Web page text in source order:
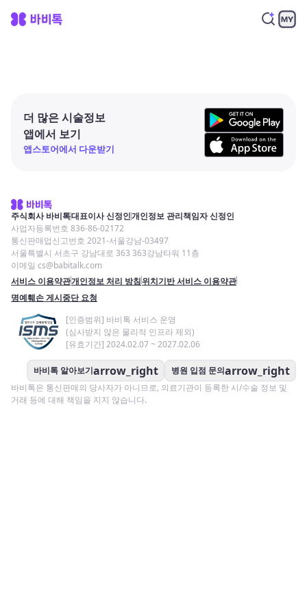
더 많은 시술정보
앱에서 보기
앱스토어에서 다운받기
주식회사 바비톡대표이사 신정인개인정보 관리책임자 신정인
사업자등록번호 836-86-02172
통신판매업신고번호 2021-서울강남-03497
서울특별시 서초구 강남대로 363 363강남타워 11층
이메일 cs@babitalk.com
서비스 이용약관개인정보 처리 방침위치기반 서비스 이용약관
명예훼손 게시중단 요청
[인증범위] 바비톡 서비스 운영
(심사받지 않은 물리적 인프라 제외)
[유효기간] 2024.02.07 ~ 2027.02.06
바비톡 알아보기arrow_right 병원 입점 문의arrow_right
바비톡은 통신판매의 당사자가 아니므로, 의료기관이 등록한 시/수술 정보 및
거래 등에 대해 책임을 지지 않습니다.